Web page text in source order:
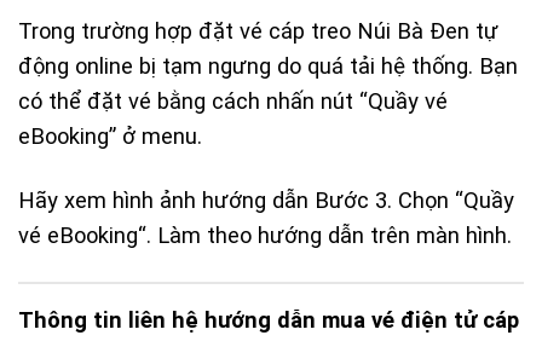
Trong trường hợp đặt vé cáp treo Núi Bà Đen tự
động online bị tạm ngưng do quá tải hệ thống. Bạn
có thể đặt vé bằng cách nhấn nút “Quầy vé
eBooking” ở menu.
Hãy xem hình ảnh hướng dẫn Bước 3. Chọn “Quầy
vé eBooking“. Làm theo hướng dẫn trên màn hình.
Thông tin liên hệ hướng dẫn mua vé điện tử cáp